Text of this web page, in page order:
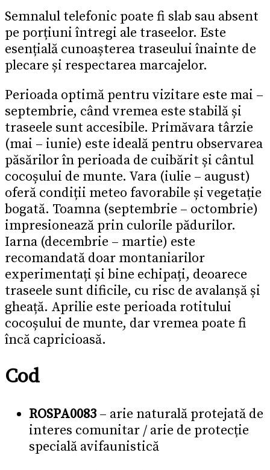
Semnalul telefonic poate fi slab sau absent
pe porțiuni întregi ale traseelor. Este
esențială cunoașterea traseului înainte de
plecare și respectarea marcajelor.
Perioada optimă pentru vizitare este mai –
septembrie, când vremea este stabilă și
traseele sunt accesibile. Primăvara târzie
(mai – iunie) este ideală pentru observarea
păsărilor în perioada de cuibărit și cântul
cocoșului de munte. Vara (iulie – august)
oferă condiții meteo favorabile și vegetație
bogată. Toamna (septembrie – octombrie)
impresionează prin culorile pădurilor.
Iarna (decembrie – martie) este
recomandată doar montaniarilor
experimentați și bine echipați, deoarece
traseele sunt dificile, cu risc de avalanșă și
gheață. Aprilie este perioada rotitului
cocoșului de munte, dar vremea poate fi
încă capricioasă.
Cod
ROSPA0083 – arie naturală protejată de
interes comunitar / arie de protecție
specială avifaunistică